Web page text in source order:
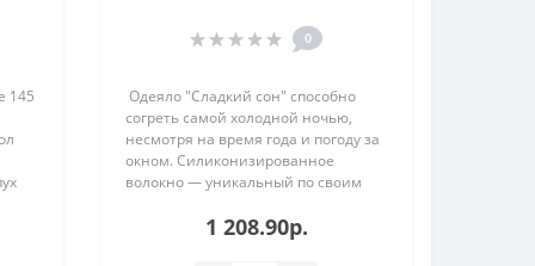
145
0
Одеяло "Сладкий сон" способно
согреть самой холодной ночью,
несмотря на время года и погоду за
окном. Силиконизированное
волокно — уникальный по своим
Волокна постоянно поддерживают
1 208.90р.